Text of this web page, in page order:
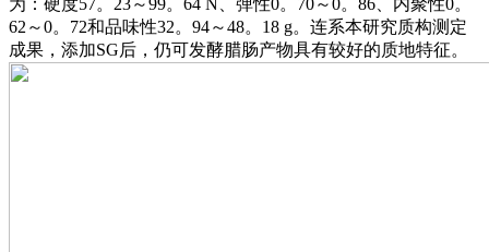
62～0。72和品味性32。94～48。18 g。连系本研究质构测定
成果，添加SG后，仍可发酵腊肠产物具有较好的质地特征。